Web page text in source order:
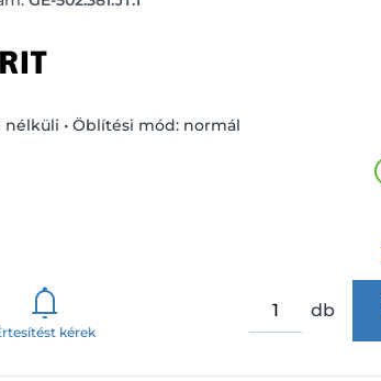
• Öblítési mód: normál
kérek
db